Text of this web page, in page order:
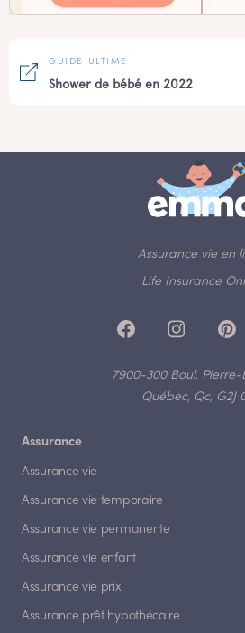
GUIDE ULTIME
Shower de bébé en 2022
Assurance vie en
Life Insurance
7900-300 Boul.
Québec, Qc, G2J
Assurance
Assurance vie
Assurance vie temporaire
Assurance vie permanente
Assurance vie enfant
Assurance vie prix
Assurance prêt hypothécaire